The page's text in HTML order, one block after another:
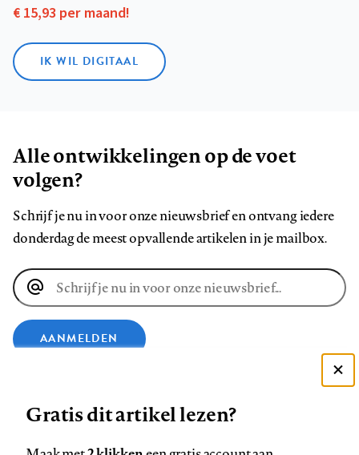
€ 15,93 per maand!
IK WIL DIGITAAL
Alle ontwikkelingen op de voet
volgen?
Schrijf je nu in voor onze nieuwsbrief en ontvang iedere
donderdag de meest opvallende artikelen in je mailbox.
E-
mailadres
AANMELDEN
Zie onze cookie policy
Gratis dit artikel lezen?